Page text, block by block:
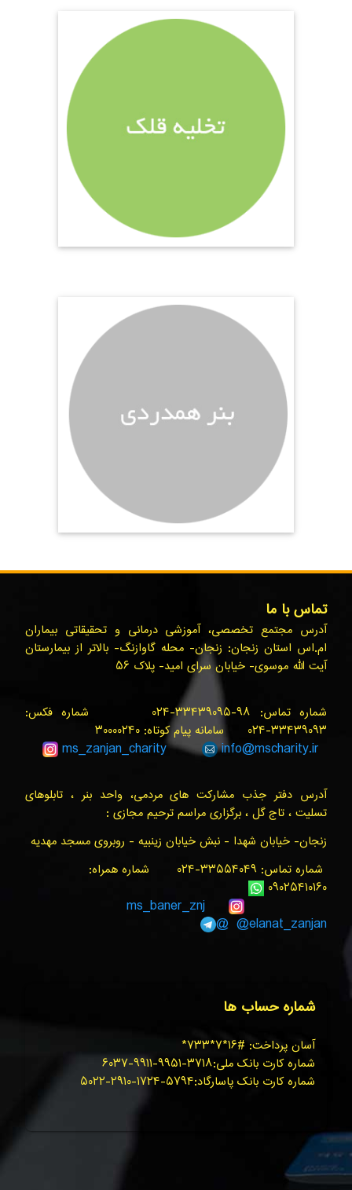
تماس با ما
آدرس مجتمع تخصصی، آموزشی درمانی و تحقیقاتی بیماران
ام.اس استان زنجان: زنجان- محله گاوازنگ- بالاتر از بیمارستان
آیت الله موسوی- خیابان سرای امید- پلاک ۵۶
شماره تماس: ۹۸-۳۳۴۳۹۰۹۵-۰۲۴ شماره فکس:
۳۳۴۳۹۰۹۳-۰۲۴ سامانه پیام کوتاه: ۳۰۰۰۰۲۴۰
ms_zanjan_charity info@mscharity.ir
آدرس دفتر جذب مشارکت های مردمی، واحد بنر ، تابلوهای
تسلیت ، تاج گل ، برگزاری مراسم ترحیم مجازی :
زنجان- خیابان شهدا - نبش خیابان زینبیه - روبروی مسجد مهدیه
شماره تماس: ۳۳۵۵۴۰۴۹-۰۲۴ شماره همراه:
۰۹۰۲۵۴۱۰۱۶۰
ms_baner_znj
@elanat_zanjan@
شماره حساب ها
آسان پرداخت: #۱۶*۷*۷۳۳*
شماره کارت بانک ملی:۳۷۱۸-۹۹۵۱-۹۹۱۱-۶۰۳۷
شماره کارت بانک پاسارگاد:۵۷۹۴-۱۷۲۴-۲۹۱۰-۵۰۲۲